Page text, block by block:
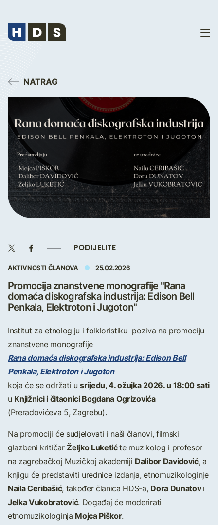
NATRAG
PODIJELITE
AKTIVNOSTI ČLANOVA 25.02.2026
Promocija znanstvene monografije "Rana
domaća diskografska industrija: Edison Bell
Penkala, Elektroton i Jugoton"
Institut za etnologiju i folkloristiku poziva na promociju
znanstvene monografije
Rana domaća diskografska industrija: Edison Bell
Penkala, Elektroton i Jugoton
koja će se održati usrijedu, 4. ožujka 2026. u 18:00 sati
u Knjižnici i čitaonici Bogdana Ogrizovića
(Preradovićeva 5, Zagrebu).
Na promociji će sudjelovati i naši članovi, filmski i
glazbeni kritičarŽeljko Luketićte muzikolog i profesor
na zagrebačkoj Muzičkoj akademiji Dalibor Davidović, a
knjigu će predstaviti urednice izdanja, etnomuzikologinje
Naila Ceribašić, također članica HDS-a, Dora Dunatovi
Jelka Vukobratović. Događaj će moderirati
etnomuzikologinja Mojca Piškor.